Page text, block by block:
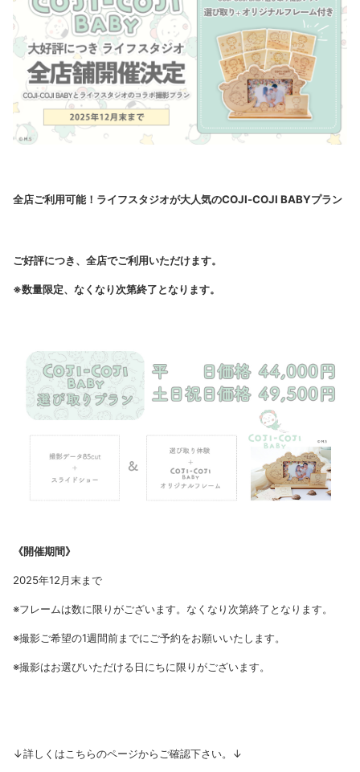
全店ご利用可能！ライフスタジオが大人気のCOJI-COJI BABYプラン
ご好評につき、全店でご利用いただけます。
※数量限定、なくなり次第終了となります。
《開催期間》
2025年12月末まで
※フレームは数に限りがございます。なくなり次第終了となります。
※撮影ご希望の1週間前までにご予約をお願いいたします。
※撮影はお選びいただける日にちに限りがございます。
↓詳しくはこちらのページからご確認下さい。↓